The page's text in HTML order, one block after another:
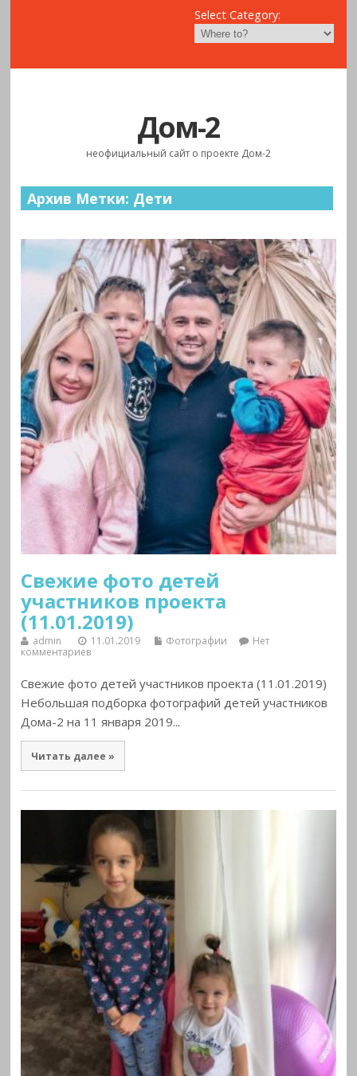
Select Category:
Дом-2
неофициальный сайт о проекте Дом-2
Архив Метки: Дети
Свежие фото детей
участников проекта
(11.01.2019)
admin 11.01.2019 Фотографии
Нет
комментариев
Свежие фото детей участников проекта (11.01.2019)
Небольшая подборка фотографий детей участников
Дома-2 на 11 января 2019...
Читать далее »